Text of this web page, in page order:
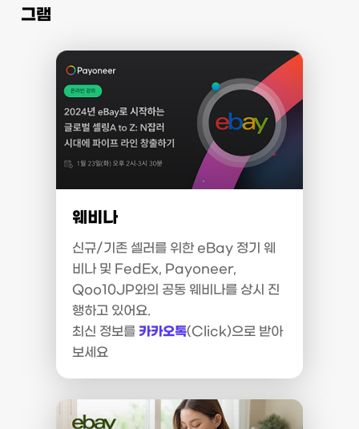
그램
웨비나
신규/기존 셀러를 위한 eBay 정기 웨
비나 및 FedEx, Payoneer,
Qoo10JP와의 공동 웨비나를 상시 진
행하고 있어요.
최신 정보를 카카오톡(Click)으로 받아
보세요